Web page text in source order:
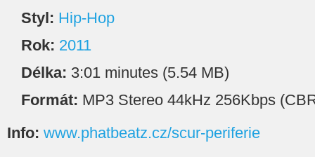
Styl: Hip-Hop
Rok: 2011
Délka: 3:01 minutes (5.54 MB)
Formát: MP3 Stereo 44kHz 256Kbps
Info: www.phatbeatz.cz/scur-periferie